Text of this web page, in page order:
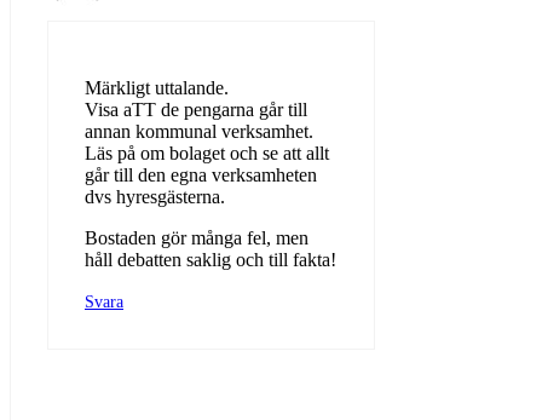
Märkligt uttalande.
Visa aTT de pengarna går till
annan kommunal verksamhet.
Läs på om bolaget och se att allt
går till den egna verksamheten
dvs hyresgästerna.
Bostaden gör många fel, men
håll debatten saklig och till fakta!
Svara